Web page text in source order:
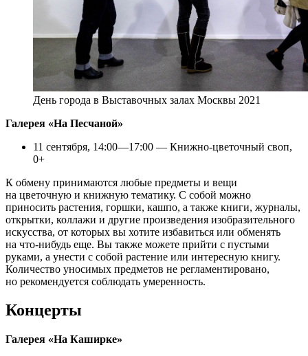
День города в Выставочных залах Москвы 2021
Галерея «На Песчаной»
11 сентября, 14:00—17:00 — Книжно-цветочный своп,
0+
К обмену принимаются любые предметы и вещи
на цветочную и книжную тематику. С собой можно
приносить растения, горшки, кашпо, а также книги, журналы,
открытки, коллажи и другие произведения изобразительного
искусства, от которых вы хотите избавиться или обменять
на что-нибудь еще. Вы также можете прийти с пустыми
руками, а унести с собой растение или интересную книгу.
Количество уносимых предметов не регламентировано,
но рекомендуется соблюдать умеренность.
Концерты
Галерея «На Каширке»